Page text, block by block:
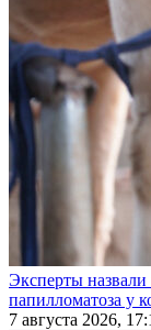
Эксперты
папилломатоза у
7 августа 2026,